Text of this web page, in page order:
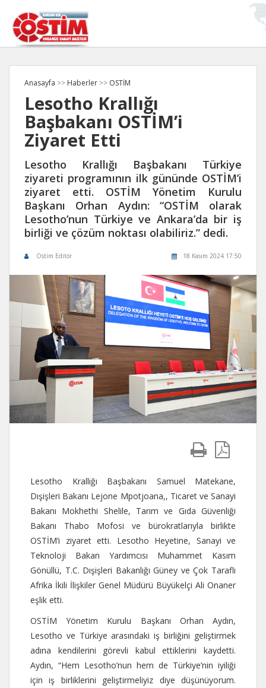
Anasayfa >> Haberler >> OSTİM
Lesotho Krallığı
Başbakanı OSTİM’i
Ziyaret Etti
Lesotho Krallığı Başbakanı Türkiye
ziyareti programının ilk gününde OSTİM’i
ziyaret etti. OSTİM Yönetim Kurulu
Başkanı Orhan Aydın: “OSTİM olarak
Lesotho’nun Türkiye ve Ankara’da bir iş
birliği ve çözüm noktası olabiliriz.” dedi.
Ostim Editör 18 Kasım 2024 17:50
Lesotho Krallığı Başbakanı Samuel Matekane,
Dışişleri Bakanı Lejone Mpotjoana,, Ticaret ve Sanayi
Bakanı Mokhethi Shelile, Tarım ve Gıda Güvenliği
Bakanı Thabo Mofosi ve bürokratlarıyla birlikte
OSTİM’i ziyaret etti. Lesotho Heyetine, Sanayi ve
Teknoloji Bakan Yardımcısı Muhammet Kasım
Gönüllü, T.C. Dışişleri Bakanlığı Güney ve Çok Taraflı
Afrika İkili İlişkiler Genel Müdürü Büyükelçi Ali Onaner
eşlik etti.
OSTİM Yönetim Kurulu Başkanı Orhan Aydın,
Lesotho ve Türkiye arasındaki iş birliğini geliştirmek
adına kendilerini görevli kabul ettiklerini kaydetti.
Aydın, “Hem Lesotho’nun hem de Türkiye’nin iyiliği
için iş birliklerini geliştirmeliyiz diye düşünüyorum.